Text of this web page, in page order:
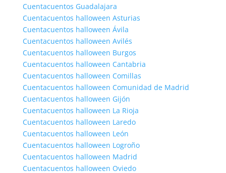
Cuentacuentos Guadalajara
Cuentacuentos halloween Asturias
Cuentacuentos halloween Ávila
Cuentacuentos halloween Avilés
Cuentacuentos halloween Burgos
Cuentacuentos halloween Cantabria
Cuentacuentos halloween Comillas
Cuentacuentos halloween Comunidad de Madrid
Cuentacuentos halloween Gijón
Cuentacuentos halloween La Rioja
Cuentacuentos halloween Laredo
Cuentacuentos halloween León
Cuentacuentos halloween Logroño
Cuentacuentos halloween Madrid
Cuentacuentos halloween Oviedo